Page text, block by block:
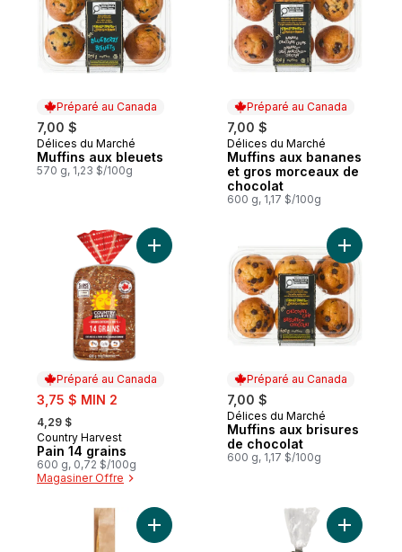
Préparé au Canada
7,00 $
Préparé au Canada
Délices du Marché
Muffins aux bleuets
570 g, 1,23 $/100g
Préparé au Canada
7,00 $
Préparé au Canada
Délices du Marché
Muffins aux bananes
et gros morceaux de
chocolat
600 g, 1,17 $/100g
Préparé au Canada
sale:
3,75 $ MIN 2
, formerly:
4,29 $
Préparé au Canada
Country Harvest
Pain 14 grains
600 g, 0,72 $/100g
Magasiner Offre
Ajouter Pain 14 grains au panier
Préparé au Canada
7,00 $
Préparé au Canada
Délices du Marché
Muffins aux brisures
de chocolat
600 g, 1,17 $/100g
Ajouter
Ajouter Baguette de pain blanc au panier
Ajouter